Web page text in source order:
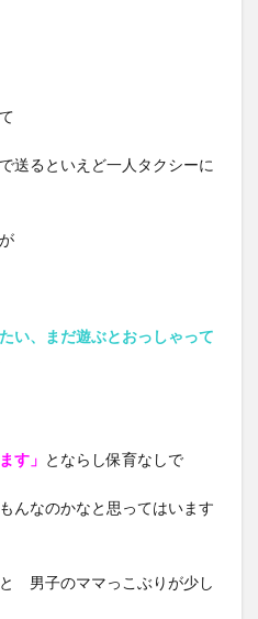
送るといえど一人タクシーに
い、まだ遊ぶとおっしゃって
す」 とならし保育なしで
んなのかなと思ってはいます
男子のママっこぶりが少し